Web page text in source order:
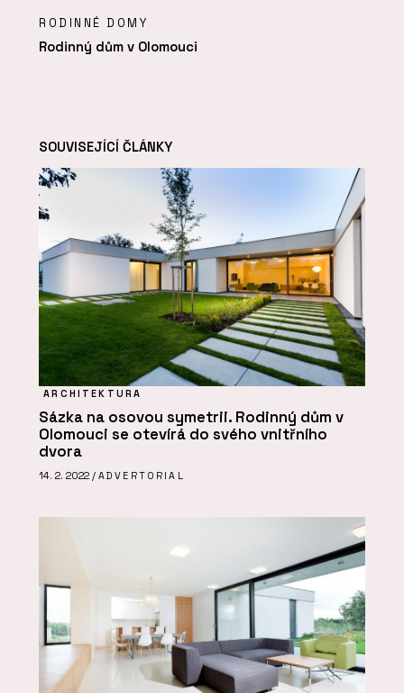
RODINNÉ DOMY
Rodinný dům v Olomouci
SOUVISEJÍCÍ ČLÁNKY
ARCHITEKTURA
Sázka na osovou symetrii. Rodinný dům v
Olomouci se otevírá do svého vnitřního
dvora
14. 2. 2022 / ADVERTORIAL